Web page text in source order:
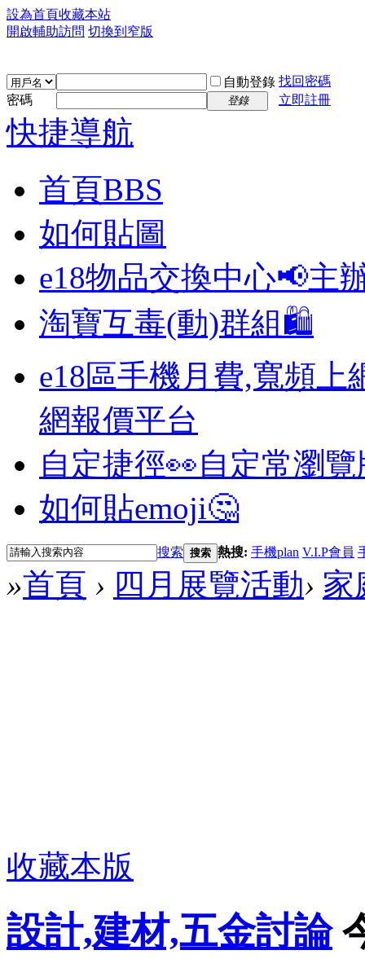
設為首頁收藏本站
開啟輔助訪問 切換到窄版
自動登錄 找回密碼
密碼
登錄 立即註冊
快捷導航
首頁BBS
如何貼圖
e18物品交換中心📢主
淘寶互毒(動)群組🛍️
e18區手機月費,寬頻上
網報價平台
自定捷徑👀自定常瀏
如何貼emoji🤔
搜索 搜索 熱搜: 手機plan V.I.P會員
»首頁 › 四月展覽活動› 家
收藏本版
設計,建材,五金討論